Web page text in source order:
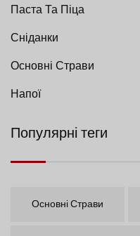
Паста Та Піца
Сніданки
Основні Страви
Напої
Популярні теги
Основні Страви